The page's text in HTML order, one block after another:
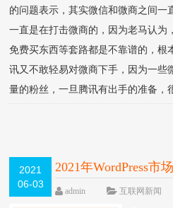
的问题表示，其实微信和微商之间一
一直是在打击微商的，因为老马认为
免费买东西等套路都是不靠谱的，根
讯又不敢轻易对微商下手，因为一些
量的粉丝，一旦腾讯有出手的准备，
2021
06-03
2021年WordPress市
admin 互联网新闻